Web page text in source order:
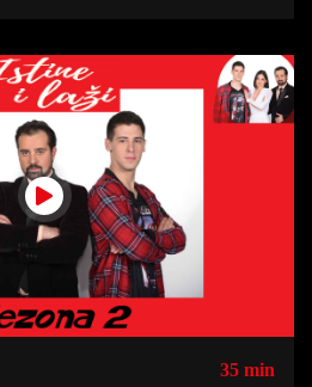
35 min